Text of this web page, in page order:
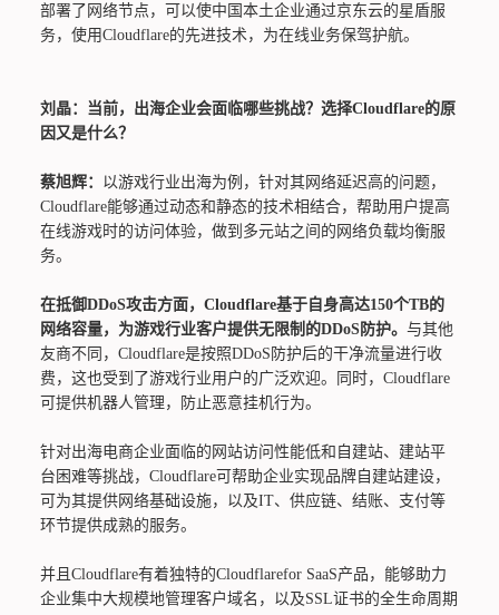
部署了网络节点，可以使中国本土企业通过京东云的星盾服
务，使用Cloudflare的先进技术，为在线业务保驾护航。
刘晶：当前，出海企业会面临哪些挑战？选择Cloudflare的原
因又是什么？
蔡旭辉： 以游戏行业出海为例，针对其网络延迟高的问题，
Cloudflare能够通过动态和静态的技术相结合，帮助用户提高
在线游戏时的访问体验，做到多元站之间的网络负载均衡服
务。
在抵御DDoS攻击方面，Cloudflare基于自身高达150个TB的
网络容量，为游戏行业客户提供无限制的DDoS防护。 与其他
友商不同，Cloudflare是按照DDoS防护后的干净流量进行收
费，这也受到了游戏行业用户的广泛欢迎。同时，Cloudflare
可提供机器人管理，防止恶意挂机行为。
针对出海电商企业面临的网站访问性能低和自建站、建站平
台困难等挑战，Cloudflare可帮助企业实现品牌自建站建设，
可为其提供网络基础设施，以及IT、供应链、结账、支付等
环节提供成熟的服务。
并且Cloudflare有着独特的Cloudflarefor SaaS产品，能够助力
企业集中大规模地管理客户域名，以及SSL证书的全生命周期